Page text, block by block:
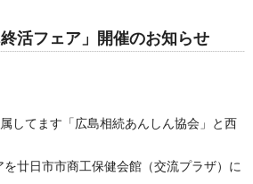
活フェア」開催のお知らせ
してます「広島相続あんしん協会」と西
廿日市市商工保健会館（交流プラザ）に